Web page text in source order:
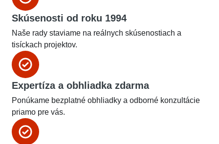
Skúsenosti od roku 1994
Naše rady staviame na reálnych skúsenostiach a
tisíckach projektov.
Expertíza a obhliadka zdarma
Ponúkame bezplatné obhliadky a odborné konzultácie
priamo pre vás.